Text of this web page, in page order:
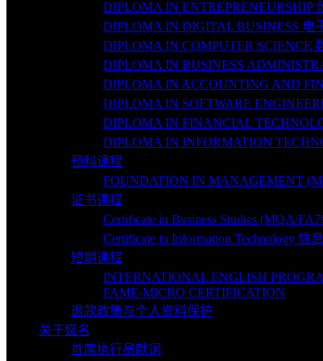
DIPLOMA IN ENTREPRENEURSHIP
DIPLOMA IN DIGITAL BUSINESS 电
DIPLOMA IN COMPUTER SCIENCE
DIPLOMA IN BUSINESS
DIPLOMA IN ACCOUNTING AND
DIPLOMA IN SOFTWARE
DIPLOMA IN FINANCIAL
DIPLOMA IN INFORMATION
预科课程
FOUNDATION IN MANAGEMENT
证书课程
Certificate in Business Studies (MQA/
Certificate in Information Technology
短期课程
INTERNATIONAL ENGLISH
FAME-MICRO CERTIFICATION
退款政策与个人资料保护
关于盛名
首席执行员献词